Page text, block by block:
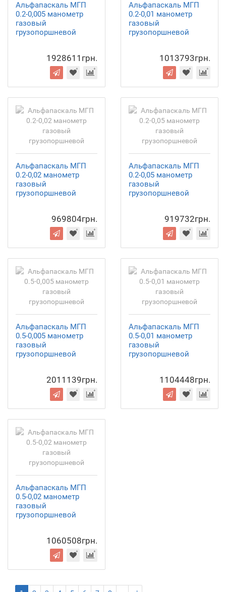
Альфапаскаль МГП
0.2-0,005 манометр
газовый
грузопоршневой
1928611грн.
Альфапаскаль МГП
0.2-0,01 манометр
газовый
грузопоршневой
1013793грн.
Альфапаскаль МГП
0.2-0,02 манометр
газовый
грузопоршневой
969804грн.
Альфапаскаль МГП
0.2-0,05 манометр
газовый
грузопоршневой
919732грн.
Альфапаскаль МГП
0.5-0,005 манометр
газовый
грузопоршневой
2011139грн.
Альфапаскаль МГП
0.5-0,01 манометр
газовый
грузопоршневой
1104448грн.
Альфапаскаль МГП
0.5-0,02 манометр
газовый
грузопоршневой
1060508грн.